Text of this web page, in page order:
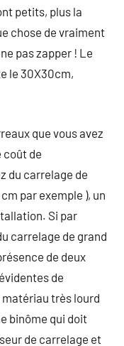
petits, plus la
chose de vraiment
pas zapper ! Le
le 30X30cm,
que vous avez
coût de
du carrelage de
par exemple ), un
Si par
carrelage de grand
de deux
de
très lourd
binôme qui doit
de carrelage et